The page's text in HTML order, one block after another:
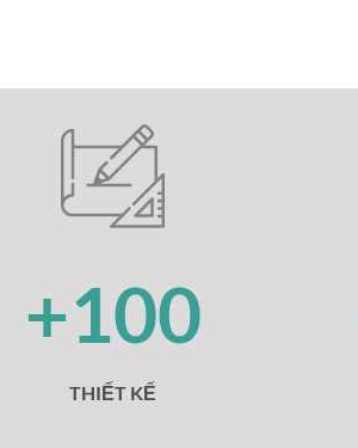
+100
THIẾT KẾ